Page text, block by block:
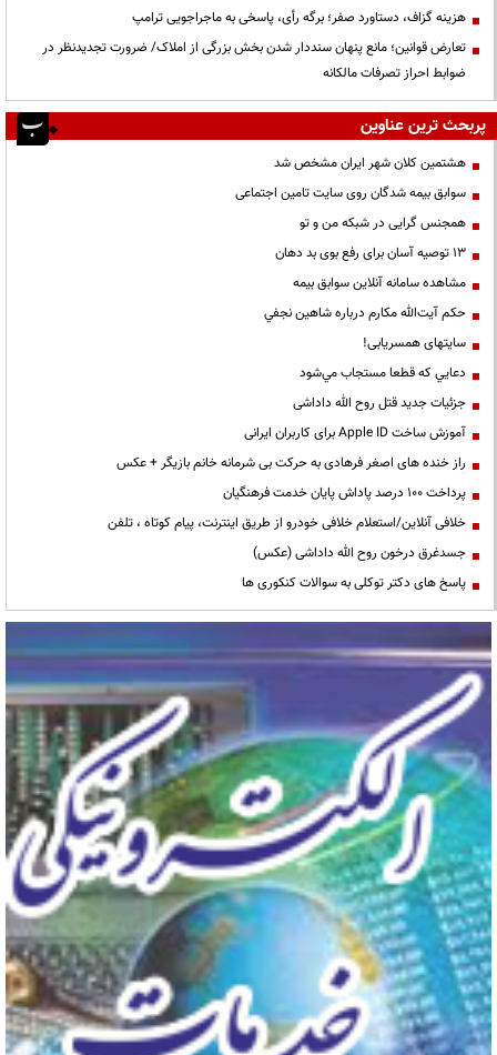
هزینه گزاف، دستاورد صفر؛ برگه رأی، پاسخی به ماجراجویی ترامپ
تعارض قوانین؛ مانع پنهان سنددار شدن بخش بزرگی از املاک/ ضرورت تجدیدنظر در
ضوابط احراز تصرفات مالکانه
پربحث ترین عناوین
هشتمین کلان شهر ایران مشخص شد
سوابق بیمه شدگان روی سایت تامین اجتماعی
همجنس گرایی در شبکه من و تو
13 توصیه آسان برای رفع بوی بد دهان
مشاهده سامانه آنلاين سوابق بیمه
حكم آيت‌الله مكارم درباره شاهين نجفي
سایتهای همسریابی!
دعايي كه قطعا مستجاب مي‌شود
جزئیات جدید قتل روح الله داداشی
آموزش ساخت Apple ID برای کاربران ایرانی
راز خنده های اصغر فرهادی به حرکت بی شرمانه خانم بازیگر + عکس
پرداخت ۱۰۰ درصد پاداش پایان خدمت فرهنگیان
خلافی آنلاین/استعلام خلافی خودرو از طریق اینترنت، پیام کوتاه ، تلفن
جسدغرق درخون روح الله داداشی (عکس)
پاسخ های دکتر توکلی به سوالات کنکوری ها